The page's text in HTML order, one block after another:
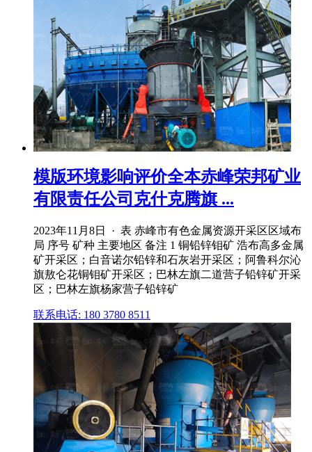
模版环境影响评价全本赤峰荣邦矿业
有限责任公司克什克腾旗 ...
2023年11月8日 · 表 赤峰市有色金属资源开采区区域布
局 序号 矿种 主要地区 备注 1 铜铅锌钼矿 浩布高多金属
矿开采区；白音诺尔铅锌和石灰岩开采区；阿鲁科尔沁
旗敖仑花铜钼矿开采区；巴林左旗二道营子铅锌矿开采
区；巴林左旗杨家营子铅锌矿
联系电话: 180 3780 8511